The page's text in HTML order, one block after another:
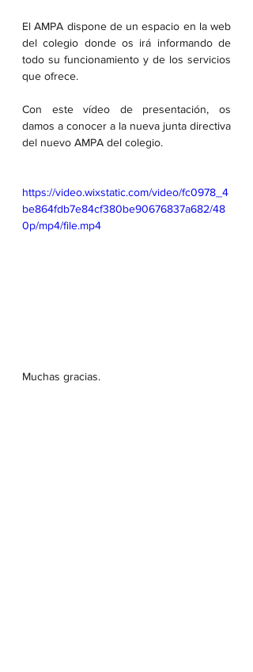
El AMPA dispone de un espacio en la web
del colegio donde os irá informando de
todo su funcionamiento y de los servicios
que ofrece.
Con este vídeo de presentación, os
damos a conocer a la nueva junta directiva
del nuevo AMPA del colegio.
https://video.wixstatic.com/video/fc0978_4
be864fdb7e84cf380be90676837a682/48
0p/mp4/file.mp4
Muchas gracias.